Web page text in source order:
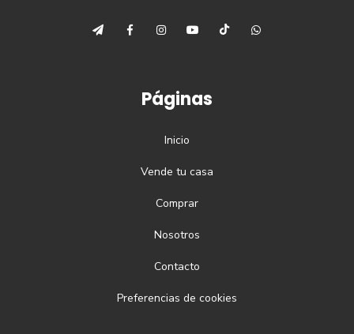
Páginas
Inicio
Vende tu casa
Comprar
Nosotros
Contacto
Preferencias de cookies